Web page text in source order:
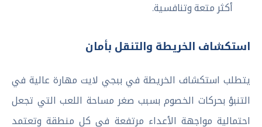
أكثر متعة وتنافسية.
استكشاف الخريطة والتنقل بأمان
يتطلب استكشاف الخريطة في ببجي لايت مهارة عالية في
التنبؤ بحركات الخصوم بسبب صغر مساحة اللعب التي تجعل
احتمالية مواجهة الأعداء مرتفعة في كل منطقة وتعتمد